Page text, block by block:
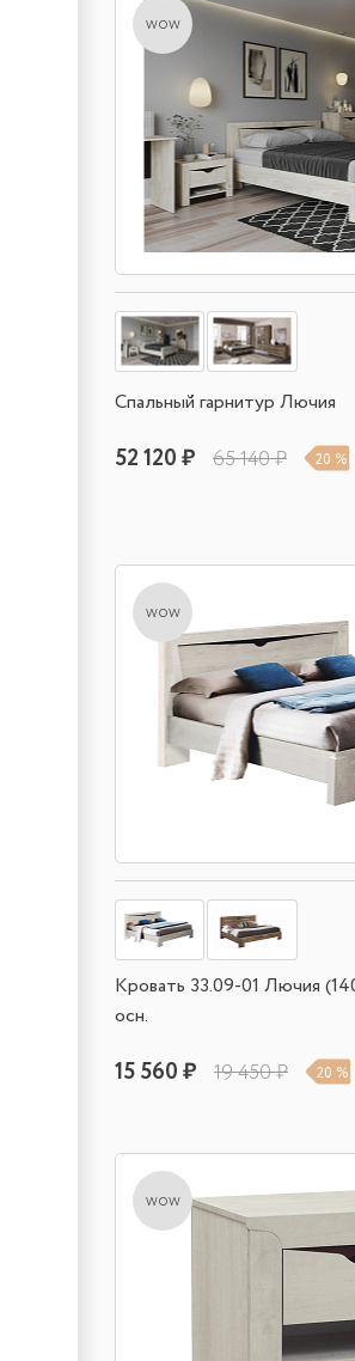
wow
Спальный гарнитур Лючия
52 120 ₽ 65 140 ₽ 20 %
wow
Кровать 33.09-01 Лючия
осн.
15 560 ₽ 19 450 ₽ 20 %
wow